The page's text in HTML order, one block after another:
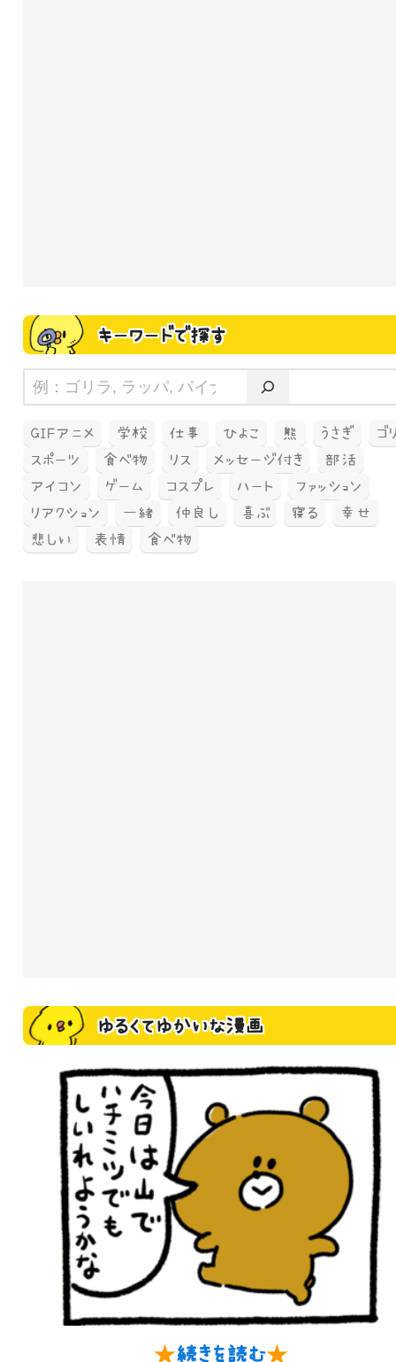
キーワードで探す
GIFアニメ 学校 仕事 ひよこ 熊 うさぎ
ゴ
スポーツ
食べ物 リス メッセージ付き
部活
アイコン
ゲーム コスプレ ハート
ファッション
リアクション
一緒 仲良し 喜ぶ 寝る
幸せ
悲しい
表情 食べ物
ゆるくてゆかいな漫画
★続きを読む★